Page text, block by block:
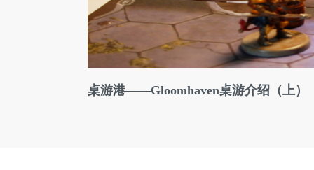
桌游港——Gloomhaven桌游介绍（上）